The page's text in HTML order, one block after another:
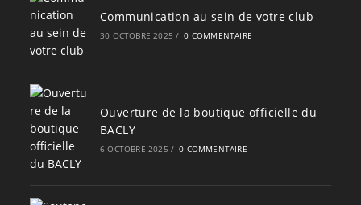
Communication au sein de votre club
30 OCTOBRE 2025 / 0 COMMENTAIRE
Ouverture de la boutique officielle du
BACLY
6 OCTOBRE 2025 / 0 COMMENTAIRE